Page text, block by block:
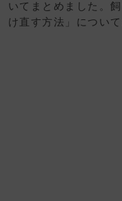
いてまとめました。
け直す方法」について